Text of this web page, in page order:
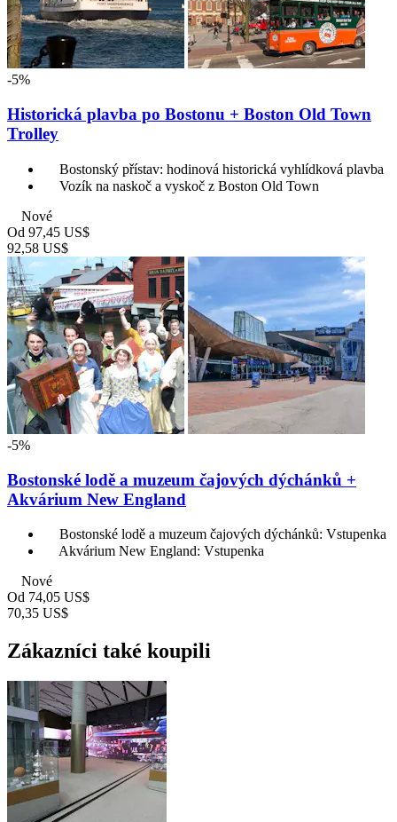
-5%
Historická plavba po Bostonu + Boston Old Town
Trolley
Bostonský přístav: hodinová historická vyhlídková plavba
Vozík na naskoč a vyskoč z Boston Old Town
Nové
Od 97,45 US$
92,58 US$
-5%
Bostonské lodě a muzeum čajových dýchánků +
Akvárium New England
Bostonské lodě a muzeum čajových dýchánků: Vstupenka
Akvárium New England: Vstupenka
Nové
Od 74,05 US$
70,35 US$
Zákazníci také koupili